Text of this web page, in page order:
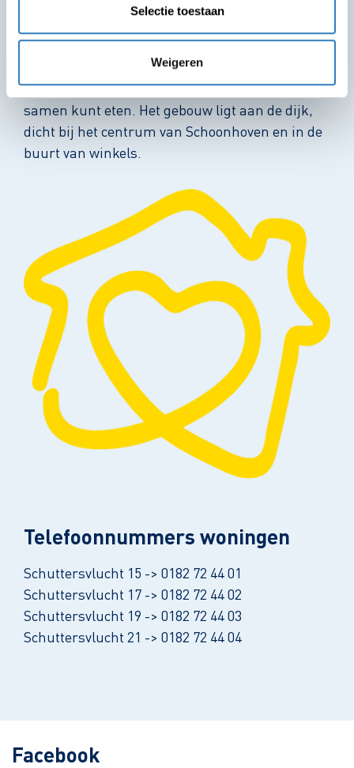
Selectie toestaan
Weigeren
Het gebouw is een modern complex met 33
een woon- en slaapgedeelte, een eigen toilet en
douche. Er zijn ook ontmoetingsruimtes waar je
samen kunt eten. Het gebouw ligt aan de dijk,
dicht bij het centrum van Schoonhoven en in de
buurt van winkels.
Telefoonnummers woningen
Schuttersvlucht 15 -> 0182 72 44 01
Schuttersvlucht 17 -> 0182 72 44 02
Schuttersvlucht 19 -> 0182 72 44 03
Schuttersvlucht 21 -> 0182 72 44 04
Facebook